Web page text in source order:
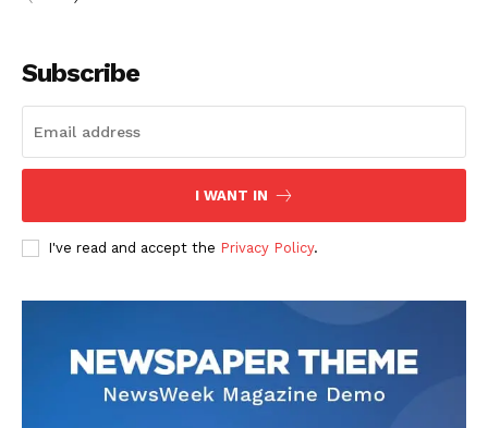
DOWNLOAD NOW
Subscribe
I WANT IN
I've read and accept the Privacy Policy.